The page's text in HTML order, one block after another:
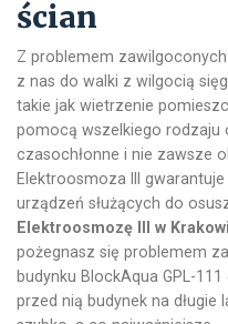
ścian
Z problemem
z nas do walki z wilgocią
takie jak wietrzenie
pomocą wszelkiego rodzaju
czasochłonne i nie zawsze
Elektroosmoza III
urządzeń służących do
Elektroosmozę III w
pożegnasz się problemem
budynku BlockAqua GPL-
przed nią budynek na długie